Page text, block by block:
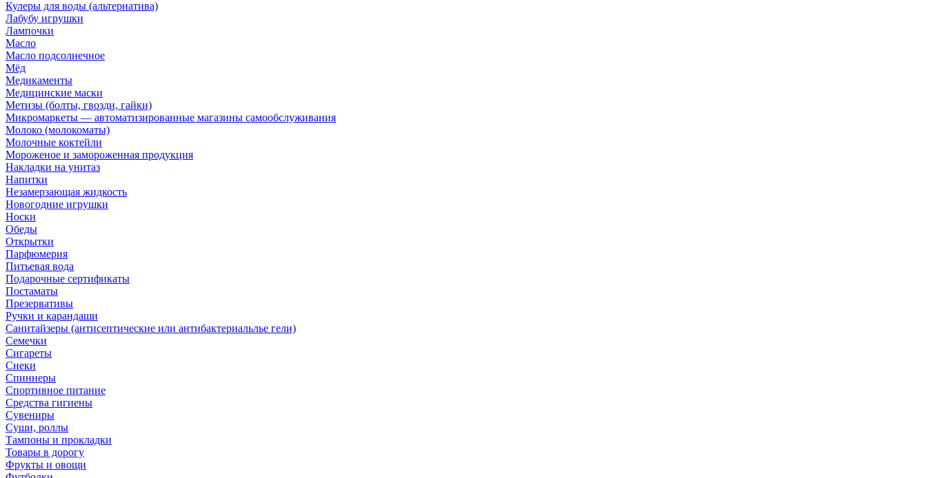
Кулеры для воды (альтернатива)
Лабубу игрушки
Лампочки
Масло
Масло подсолнечное
Мёд
Медикаменты
Медицинские маски
Метизы (болты, гвозди, гайки)
Микромаркеты — автоматизированные магазины самообслуживания
Молоко (молокоматы)
Молочные коктейли
Мороженое и замороженная продукция
Накладки на унитаз
Напитки
Незамерзающая жидкость
Новогодние игрушки
Носки
Обеды
Открытки
Парфюмерия
Питьевая вода
Подарочные сертификаты
Постаматы
Презервативы
Ручки и карандаши
Санитайзеры (антисептические или антибактериальлье гели)
Семечки
Сигареты
Снеки
Спиннеры
Спортивное питание
Средства гигиены
Сувениры
Суши, роллы
Тампоны и прокладки
Товары в дорогу
Фрукты и овощи